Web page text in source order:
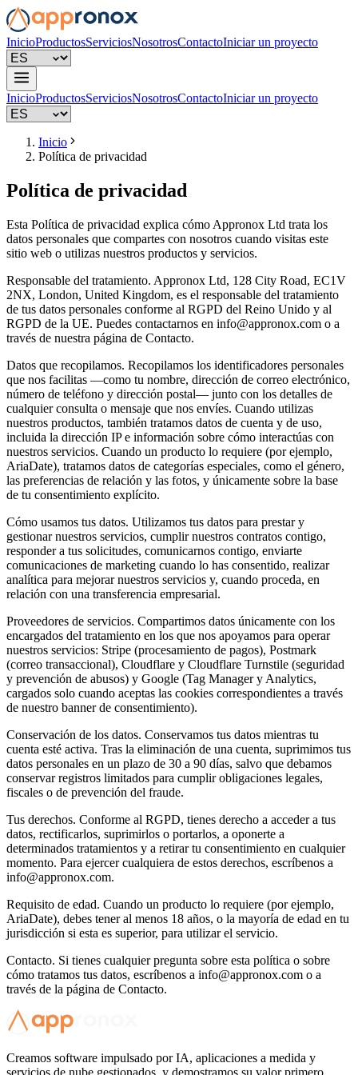
InicioProductosServiciosNosotrosContactoIniciar un proyecto
InicioProductosServiciosNosotrosContactoIniciar un proyecto
Inicio
Política de privacidad
Política de privacidad
Esta Política de privacidad explica cómo Appronox Ltd trata los
datos personales que compartes con nosotros cuando visitas este
sitio web o utilizas nuestros productos y servicios.
Responsable del tratamiento. Appronox Ltd, 128 City Road, EC1V
2NX, London, United Kingdom, es el responsable del tratamiento
de tus datos personales conforme al RGPD del Reino Unido y al
RGPD de la UE. Puedes contactarnos en info@appronox.com o a
través de nuestra página de Contacto.
Datos que recopilamos. Recopilamos los identificadores personales
que nos facilitas —como tu nombre, dirección de correo electrónico,
número de teléfono y dirección postal— junto con los detalles de
cualquier consulta o mensaje que nos envíes. Cuando utilizas
nuestros productos, también tratamos datos de cuenta y de uso,
incluida la dirección IP e información sobre cómo interactúas con
nuestros servicios. Cuando un producto lo requiere (por ejemplo,
AriaDate), tratamos datos de categorías especiales, como el género,
las preferencias de relación y las fotos, y únicamente sobre la base
de tu consentimiento explícito.
Cómo usamos tus datos. Utilizamos tus datos para prestar y
gestionar nuestros servicios, cumplir nuestros contratos contigo,
responder a tus solicitudes, comunicarnos contigo, enviarte
comunicaciones de marketing cuando lo has consentido, realizar
analítica para mejorar nuestros servicios y, cuando proceda, en
relación con una transferencia empresarial.
Proveedores de servicios. Compartimos datos únicamente con los
encargados del tratamiento en los que nos apoyamos para operar
nuestros servicios: Stripe (procesamiento de pagos), Postmark
(correo transaccional), Cloudflare y Cloudflare Turnstile (seguridad
y prevención de abusos) y Google (Tag Manager y Analytics,
cargados solo cuando aceptas las cookies correspondientes a través
de nuestro banner de consentimiento).
Conservación de los datos. Conservamos tus datos mientras tu
cuenta esté activa. Tras la eliminación de una cuenta, suprimimos tus
datos personales en un plazo de 30 a 90 días, salvo que debamos
conservar registros limitados para cumplir obligaciones legales,
fiscales o de prevención del fraude.
Tus derechos. Conforme al RGPD, tienes derecho a acceder a tus
datos, rectificarlos, suprimirlos o portarlos, a oponerte a
determinados tratamientos y a retirar tu consentimiento en cualquier
momento. Para ejercer cualquiera de estos derechos, escríbenos a
info@appronox.com.
Requisito de edad. Cuando un producto lo requiere (por ejemplo,
AriaDate), debes tener al menos 18 años, o la mayoría de edad en tu
jurisdicción si esta es superior, para utilizar el servicio.
Contacto. Si tienes cualquier pregunta sobre esta política o sobre
cómo tratamos tus datos, escríbenos a info@appronox.com o a
través de la página de Contacto.
Creamos software impulsado por IA, aplicaciones a medida y
servicios de nube gestionados, y demostramos su valor primero.